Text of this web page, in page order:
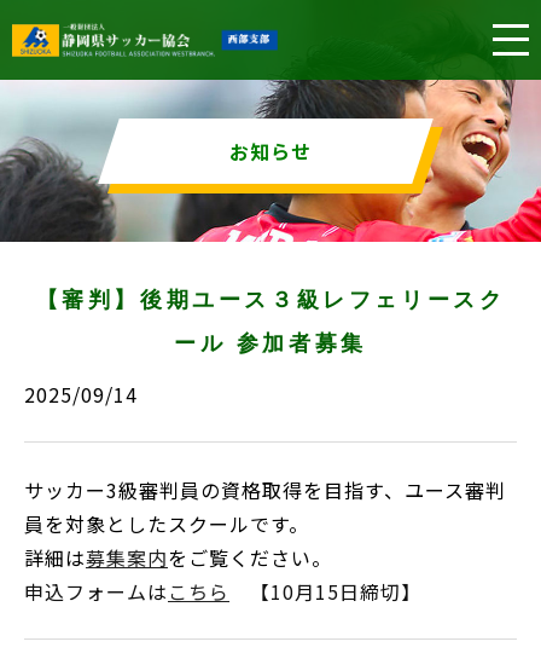
お知らせ
【審判】後期ユース３級レフェリースク
ール 参加者募集
2025/09/14
サッカー3級審判員の資格取得を目指す、ユース審判
員を対象としたスクールです。
詳細は募集案内をご覧ください。
申込フォームは こちら 【10月15日締切】